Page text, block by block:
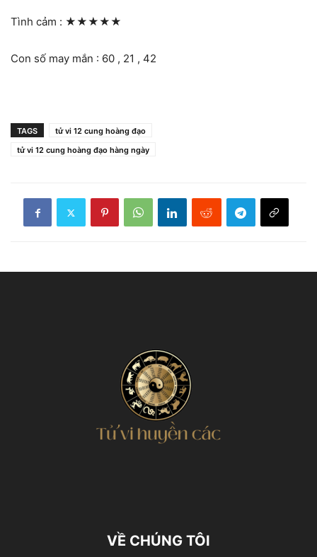
Tình cảm : ★★★★★
Con số may mắn : 60 , 21 , 42
TAGS
tử vi 12 cung hoàng đạo
tử vi 12 cung hoàng đạo hàng ngày
VỀ CHÚNG TÔI